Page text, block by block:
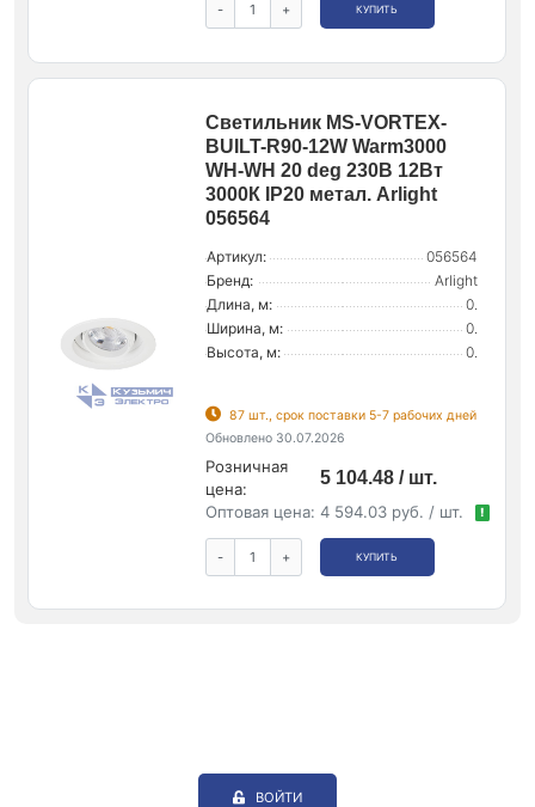
- + КУПИТЬ
Светильник MS-VORTEX-
BUILT-R90-12W Warm3000
WH-WH 20 deg 230В 12Вт
3000К IP20 метал. Arlight
056564
Артикул:
056564
Бренд:
Arlight
Длина, м:
0.
Ширина, м:
0.
Высота, м:
0.
87 шт., срок поставки 5-7 рабочих дней
Обновлено 30.07.2026
Розничная
цена:
5 104.48 / шт.
Оптовая цена: 4 594.03 руб. / шт. !
- + КУПИТЬ
ВОЙТИ